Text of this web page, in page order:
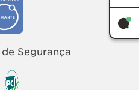
Segurança